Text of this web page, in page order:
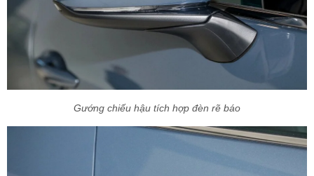
Gướng chiếu hậu tích hợp đèn rẽ báo